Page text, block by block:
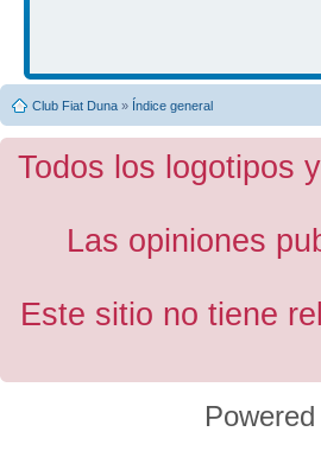
Club Fiat Duna » Índice general
Todos los logotipos
Las opiniones
Este sitio no tiene